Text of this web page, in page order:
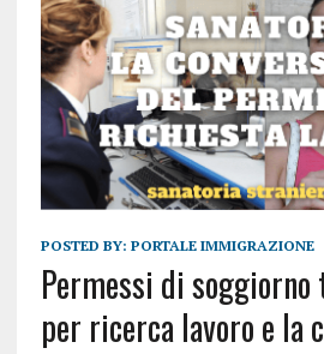
POSTED BY: PORTALE IMMIGRAZIONE
Permessi di soggiorno
per ricerca lavoro e la